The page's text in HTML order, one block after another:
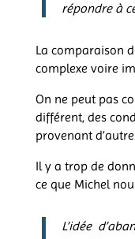
répondre à
La comparaison
complexe voire
On ne peut pas
différent, des
provenant
Il y a trop de
ce que Michel
L’idée